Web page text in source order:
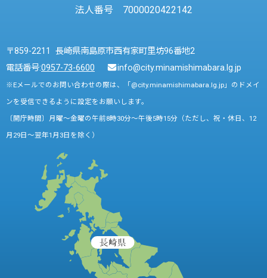
法人番号 7000020422142
〒859-2211 長崎県南島原市西有家町里坊96番地2
電話番号:0957-73-6600 info@city.minamishimabara.lg.jp
※Eメールでのお問い合わせの際は、「@city.minamishimabara.lg.jp」のドメイ
ンを受信できるように設定をお願いします。
〔開庁時間〕月曜～金曜の午前8時30分～午後5時15分（ただし、祝・休日、12
月29日～翌年1月3日を除く）